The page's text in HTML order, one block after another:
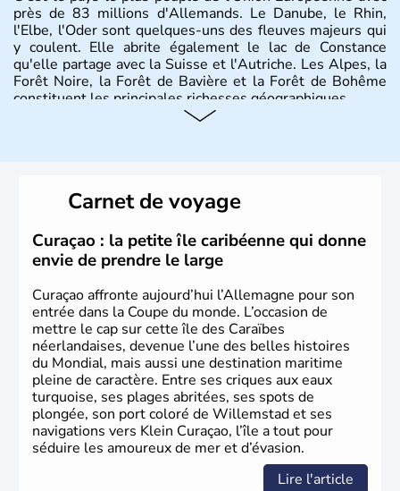
près de 83 millions d'Allemands. Le Danube, le Rhin,
l'Elbe, l'Oder sont quelques-uns des fleuves majeurs qui
y coulent. Elle abrite également le lac de Constance
qu'elle partage avec la Suisse et l'Autriche. Les Alpes, la
Forêt Noire, la Forêt de Bavière et la Forêt de Bohême
constituent les principales richesses géographiques.
lesquelles bénéficient d'une grande autonomie. Le pays
peut se targuer de grands noms qu'il a vu naître dans tous
les domaines, des arts à la politique en passant par la
philosophie. Hertz, Gutenberg, Heidegger, Thomas Mann,
Herman Hesse ou bien Hegel en font partie.
Carnet de voyage
Curaçao : la petite île caribéenne qui donne
envie de prendre le large
Curaçao affronte aujourd’hui l’Allemagne pour son
entrée dans la Coupe du monde. L’occasion de
mettre le cap sur cette île des Caraïbes
néerlandaises, devenue l’une des belles histoires
du Mondial, mais aussi une destination maritime
pleine de caractère. Entre ses criques aux eaux
turquoise, ses plages abritées, ses spots de
plongée, son port coloré de Willemstad et ses
navigations vers Klein Curaçao, l’île a tout pour
séduire les amoureux de mer et d’évasion.
Lire l'article